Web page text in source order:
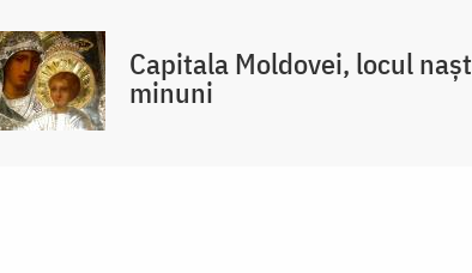
Capitala Moldovei, locul
minuni